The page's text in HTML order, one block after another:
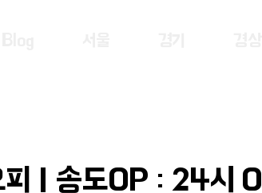
피 | 송도OP : 24시